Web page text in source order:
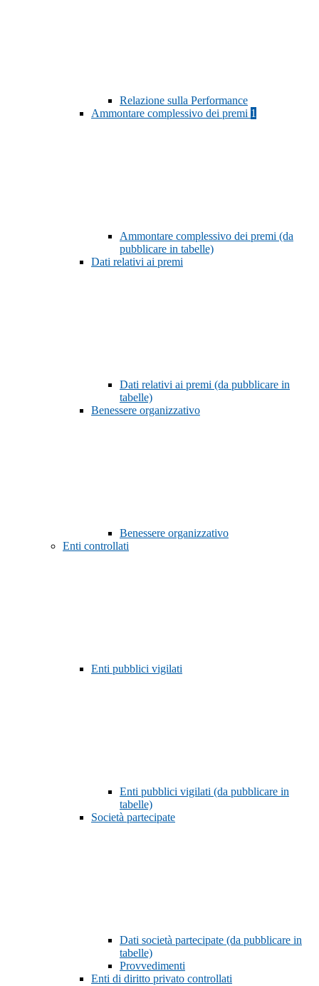
Relazione sulla Performance
Ammontare complessivo dei premi 1
Ammontare complessivo dei premi (da
pubblicare in tabelle)
Dati relativi ai premi
Dati relativi ai premi (da pubblicare in
tabelle)
Benessere organizzativo
Benessere organizzativo
Enti controllati
Enti pubblici vigilati
Enti pubblici vigilati (da pubblicare in
tabelle)
Società partecipate
Dati società partecipate (da pubblicare in
tabelle)
Provvedimenti
Enti di diritto privato controllati